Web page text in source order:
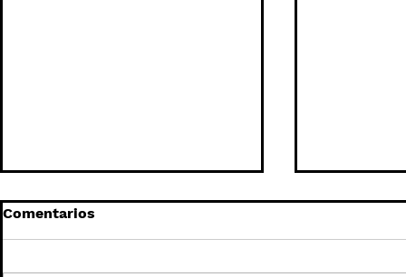
Comentarios